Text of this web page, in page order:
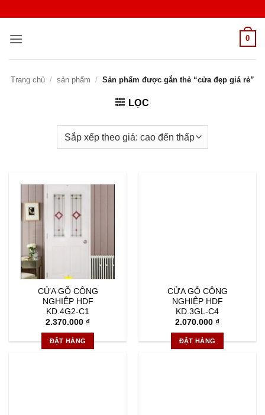
nội
0
Trang chủ / sản phẩm / Sản phẩm được gắn thẻ “cửa đẹp giá rẻ”
LỌC
CỬA GỖ CÔNG
NGHIỆP HDF
KD.4G2-C1
2.370.000 ₫
ĐẶT HÀNG
CỬA GỖ CÔNG
NGHIỆP HDF
KD.3GL-C4
2.070.000 ₫
ĐẶT HÀNG